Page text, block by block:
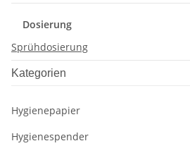
Dosierung
Sprühdosierung
Kategorien
Hygienepapier
Hygienespender